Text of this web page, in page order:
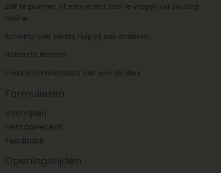
zelf te plannen of een recept aan te vragen via Uw Zorg
Online.
Scholing over eerste hulp bij ziek kinderen
Geboorte Hannah
Invalide parkeerplaats vlak voor de deur
Formulieren
Inschrijven
Herhaalrecept
Feedback
Openingstijden